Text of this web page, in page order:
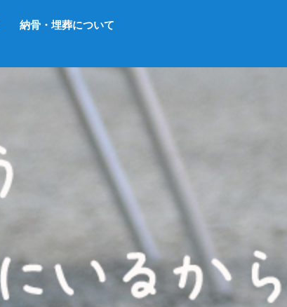
納骨・埋葬について